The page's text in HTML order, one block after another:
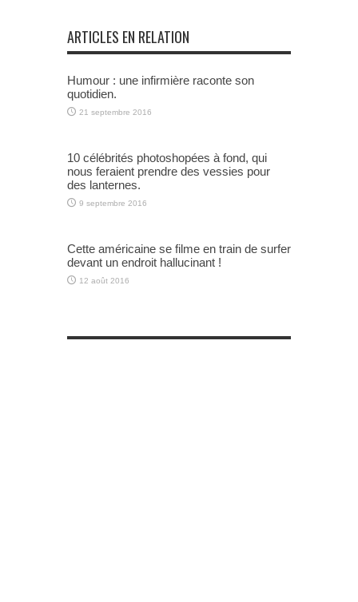
ARTICLES EN RELATION
Humour : une infirmière raconte son
quotidien.
21 septembre 2016
10 célébrités photoshopées à fond, qui
nous feraient prendre des vessies pour
des lanternes.
9 septembre 2016
Cette américaine se filme en train de surfer
devant un endroit hallucinant !
12 août 2016